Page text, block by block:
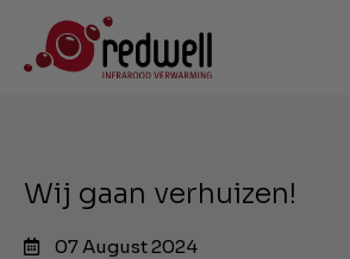
Wij gaan verhuizen!
07 August 2024